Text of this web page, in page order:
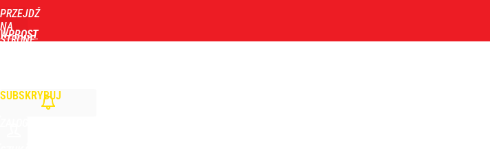
PRZEJDŹ
NA
STRONĘ
WPROST
SUBSKRYBUJ
dodaj